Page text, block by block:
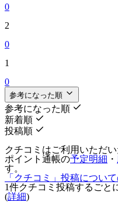
0
2
0
1
0
参考になった順
参考になった順
新着順
投稿順
クチコミはご利用いただい
ポイント通帳の予定明細 ・
す。
「クチコミ」投稿につい
1件クチコミ投稿するごと
(詳細)